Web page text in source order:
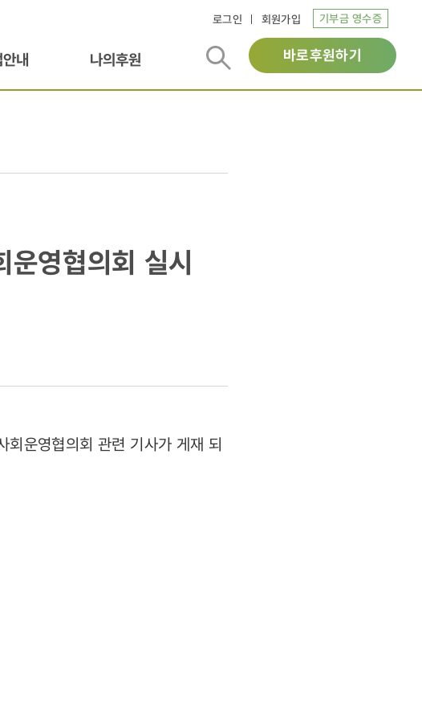
로그인 회원가입 기부금 영수증
내 나의후원 바로후원하기
영협의회 실시
운영협의회 관련 기사가 게재 되